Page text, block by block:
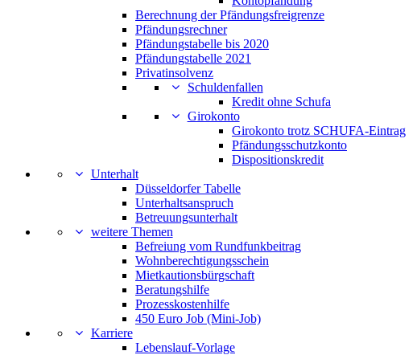
Berechnung der Pfändungsfreigrenze
Pfändungsrechner
Pfändungstabelle bis 2020
Pfändungstabelle 2021
Privatinsolvenz
Schuldenfallen
Kredit ohne Schufa
Girokonto
Girokonto trotz SCHUFA-Eintrag
Pfändungsschutzkonto
Dispositionskredit
Unterhalt
Düsseldorfer Tabelle
Unterhaltsanspruch
Betreuungsunterhalt
weitere Themen
Befreiung vom Rundfunkbeitrag
Wohnberechtigungsschein
Mietkautionsbürgschaft
Beratungshilfe
Prozesskostenhilfe
450 Euro Job (Mini-Job)
Karriere
Lebenslauf-Vorlage